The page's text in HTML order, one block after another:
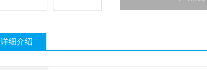
详细介绍